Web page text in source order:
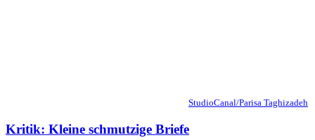
StudioCanal/Parisa Taghizadeh
Kritik: Kleine schmutzige Briefe